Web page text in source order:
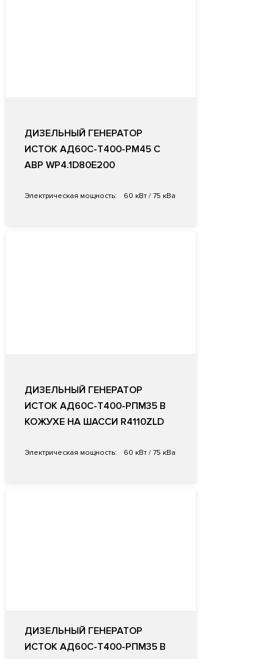
ДИЗЕЛЬНЫЙ ГЕНЕРАТОР
ИСТОК АД60С-Т400-РМ45 С
АВР WP4.1D80E200
Электрическая мощность: 60 кВт / 75 кВа
ДИЗЕЛЬНЫЙ ГЕНЕРАТОР
ИСТОК АД60С-Т400-РПМ35 В
КОЖУХЕ НА ШАССИ R4110ZLD
Электрическая мощность: 60 кВт / 75 кВа
ДИЗЕЛЬНЫЙ ГЕНЕРАТОР
ИСТОК АД60С-Т400-РПМ35 В